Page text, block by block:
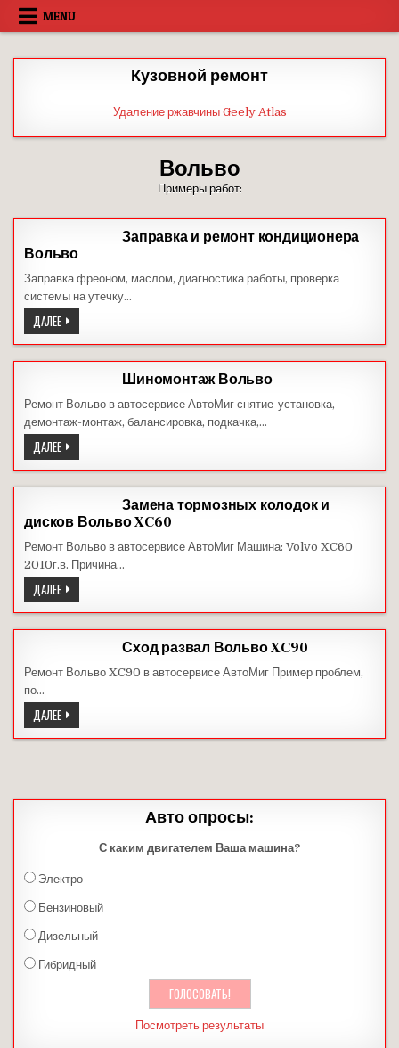
Skip
MENU
Кузовной ремонт
Удаление ржавчины Geely Atlas
Вольво
Примеры работ:
Заправка и ремонт кондиционера
Вольво
Заправка фреоном, маслом, диагностика работы, проверка
системы на утечку…
ДАЛЕЕЗАПРАВКА
И
РЕМОНТ
ВОЛЬВО
Шиномонтаж Вольво
Ремонт Вольво в автосервисе АвтоМиг снятие-установка,
демонтаж-монтаж, балансировка, подкачка,…
ДАЛЕЕШИНОМОНТАЖ
ВОЛЬВО
Замена тормозных колодок и
дисков Вольво XC60
Ремонт Вольво в автосервисе АвтоМиг Машина: Volvo XC60
2010г.в. Причина…
ДАЛЕЕЗАМЕНА
ТОРМОЗНЫХ
КОЛОДОК
ДИСКОВ
Сход развал Вольво XC90
Ремонт Вольво XC90 в автосервисе АвтоМиг Пример проблем,
по…
ДАЛЕЕСХОД
РАЗВАЛ
ВОЛЬВО
Авто опросы:
С каким двигателем Ваша машина?
Электро
Бензиновый
Дизельный
Гибридный
Посмотреть результаты